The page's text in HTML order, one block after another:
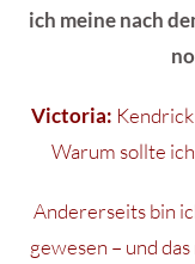
ich meine nach
Victoria:
Warum sollte
Andererseits bin
gewesen – und